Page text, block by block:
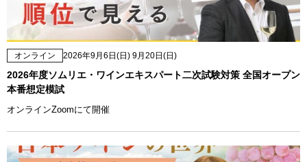
オンライン 2026年9月6日(日) 9月20日(日)
2026年度ソムリエ・ワインエキスパート二次試験対策 全国オープン
本番想定模試
オンラインZoomにて開催